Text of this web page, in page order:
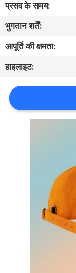
गुणवत्ता
नियंत्रण
संपर्क
करें
समाचार
PRIVACY
प्रसव के समय:
भुगतान शर्तें:
आपूर्ति की क्षमता:
हाइलाइट: